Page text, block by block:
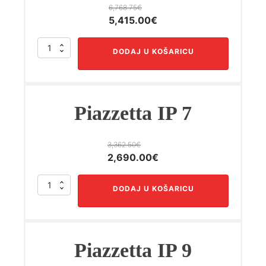
6,768.75€
Izvorna
cijena
bila
5,415.00€
cijena
je:
MP
7
DODAJ U KOŠARICU
Piazzetta IP 7
3,362.50€
Izvorna
cijena
bila
2,690.00€
cijena
je:
Piazzetta
IP
DODAJ U KOŠARICU
Piazzetta IP 9